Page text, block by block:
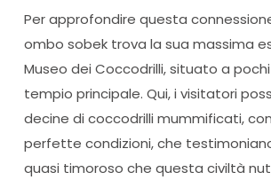
Per approfondire questa
ombo sobek trova la sua massima
Museo dei Coccodrilli, situato a
tempio principale. Qui, i visitatori
decine di coccodrilli mummificati,
perfette condizioni, che
quasi timoroso che questa civiltà